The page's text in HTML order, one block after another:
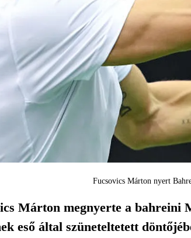
Fucsovics Márton nyert
Márton megnyerte a bahreini
eső által szüneteltetett